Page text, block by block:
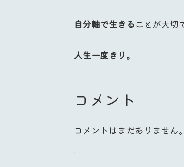
自分軸で生きることが大切
人生一度きり。
コメント
コメントはまだありません。